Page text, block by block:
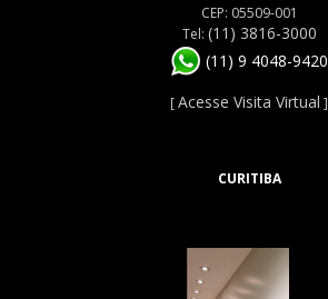
CEP: 05509-001
Tel: (11) 3816-3000
(11) 9 4048-9420
[Acesse Visita Virtual ]
CURITIBA